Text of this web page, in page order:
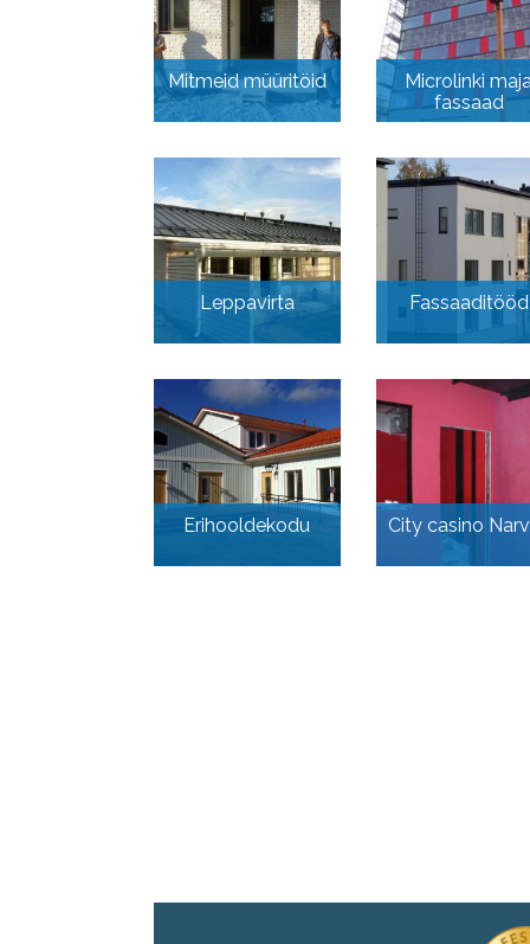
Mitmeid müüritöid
Microlinki
fassaad
Leppavirta Fassaaditööd
Erihooldekodu City casino